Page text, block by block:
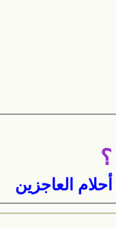
؟
أحلام العاجزين